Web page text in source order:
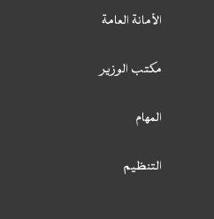
الأمانة العامة
مكتب الوزير
المهام
التنظيم